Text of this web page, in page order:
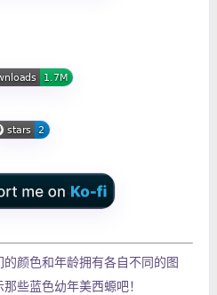
颜色和年龄拥有各自不同的图
些蓝色幼年美西螈吧！